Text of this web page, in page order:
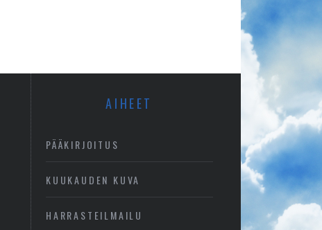
AIHEET
PÄÄKIRJOITUS
KUUKAUDEN KUVA
HARRASTEILMAILU